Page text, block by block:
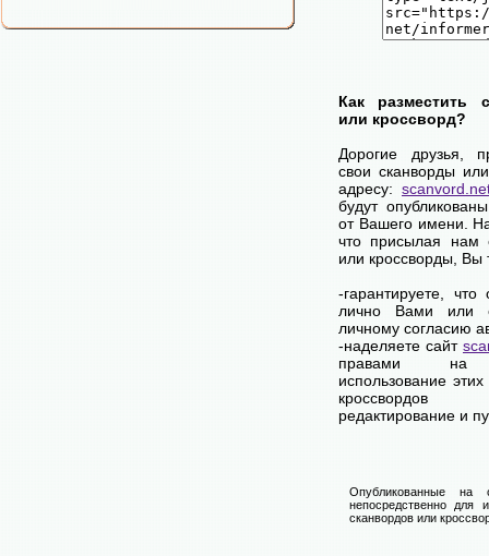
Как разместить
или кроссворд?
Дорогие друзья,
свои сканворды
адресу:
будут
от Вашего имени.
что присылая нам
или кроссворды,
-гарантируете, что
лично Вами или
личному согласию
-наделяете сайт
правами на
использование
редактирование и
Опубликованные на
непосредственно для
сканвордов или